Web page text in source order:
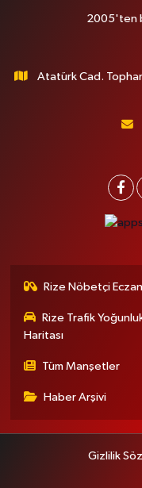
2005'ten
Atatürk Cad.
Rize Nöbetçi
Rize Trafik
Haritası
Tüm Manşetler
Haber Arşivi
Gizlilik